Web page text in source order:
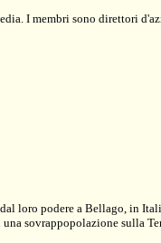
I membri sono direttori
loro podere a Bellago, in
sovrappopolazione sulla